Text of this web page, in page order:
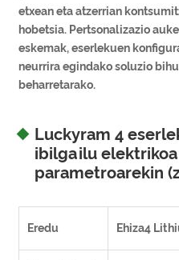
etxean eta atzerrian
hobetsia. Pertsonalizazio
eskemak, eserlekuen
neurrira egindako soluzio
beharretarako.
Luckyram 4
ibilgailu
parametroarekin
Eredu Ehiza4